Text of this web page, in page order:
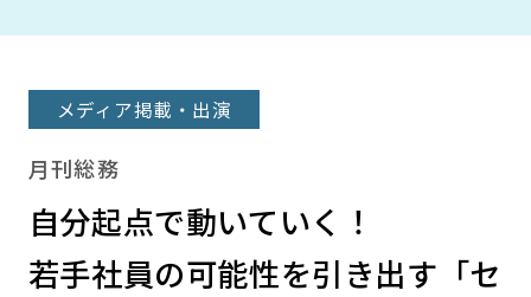
メディア掲載・出演
月刊総務
自分起点で動いていく！
若手社員の可能性を引き出す「セ